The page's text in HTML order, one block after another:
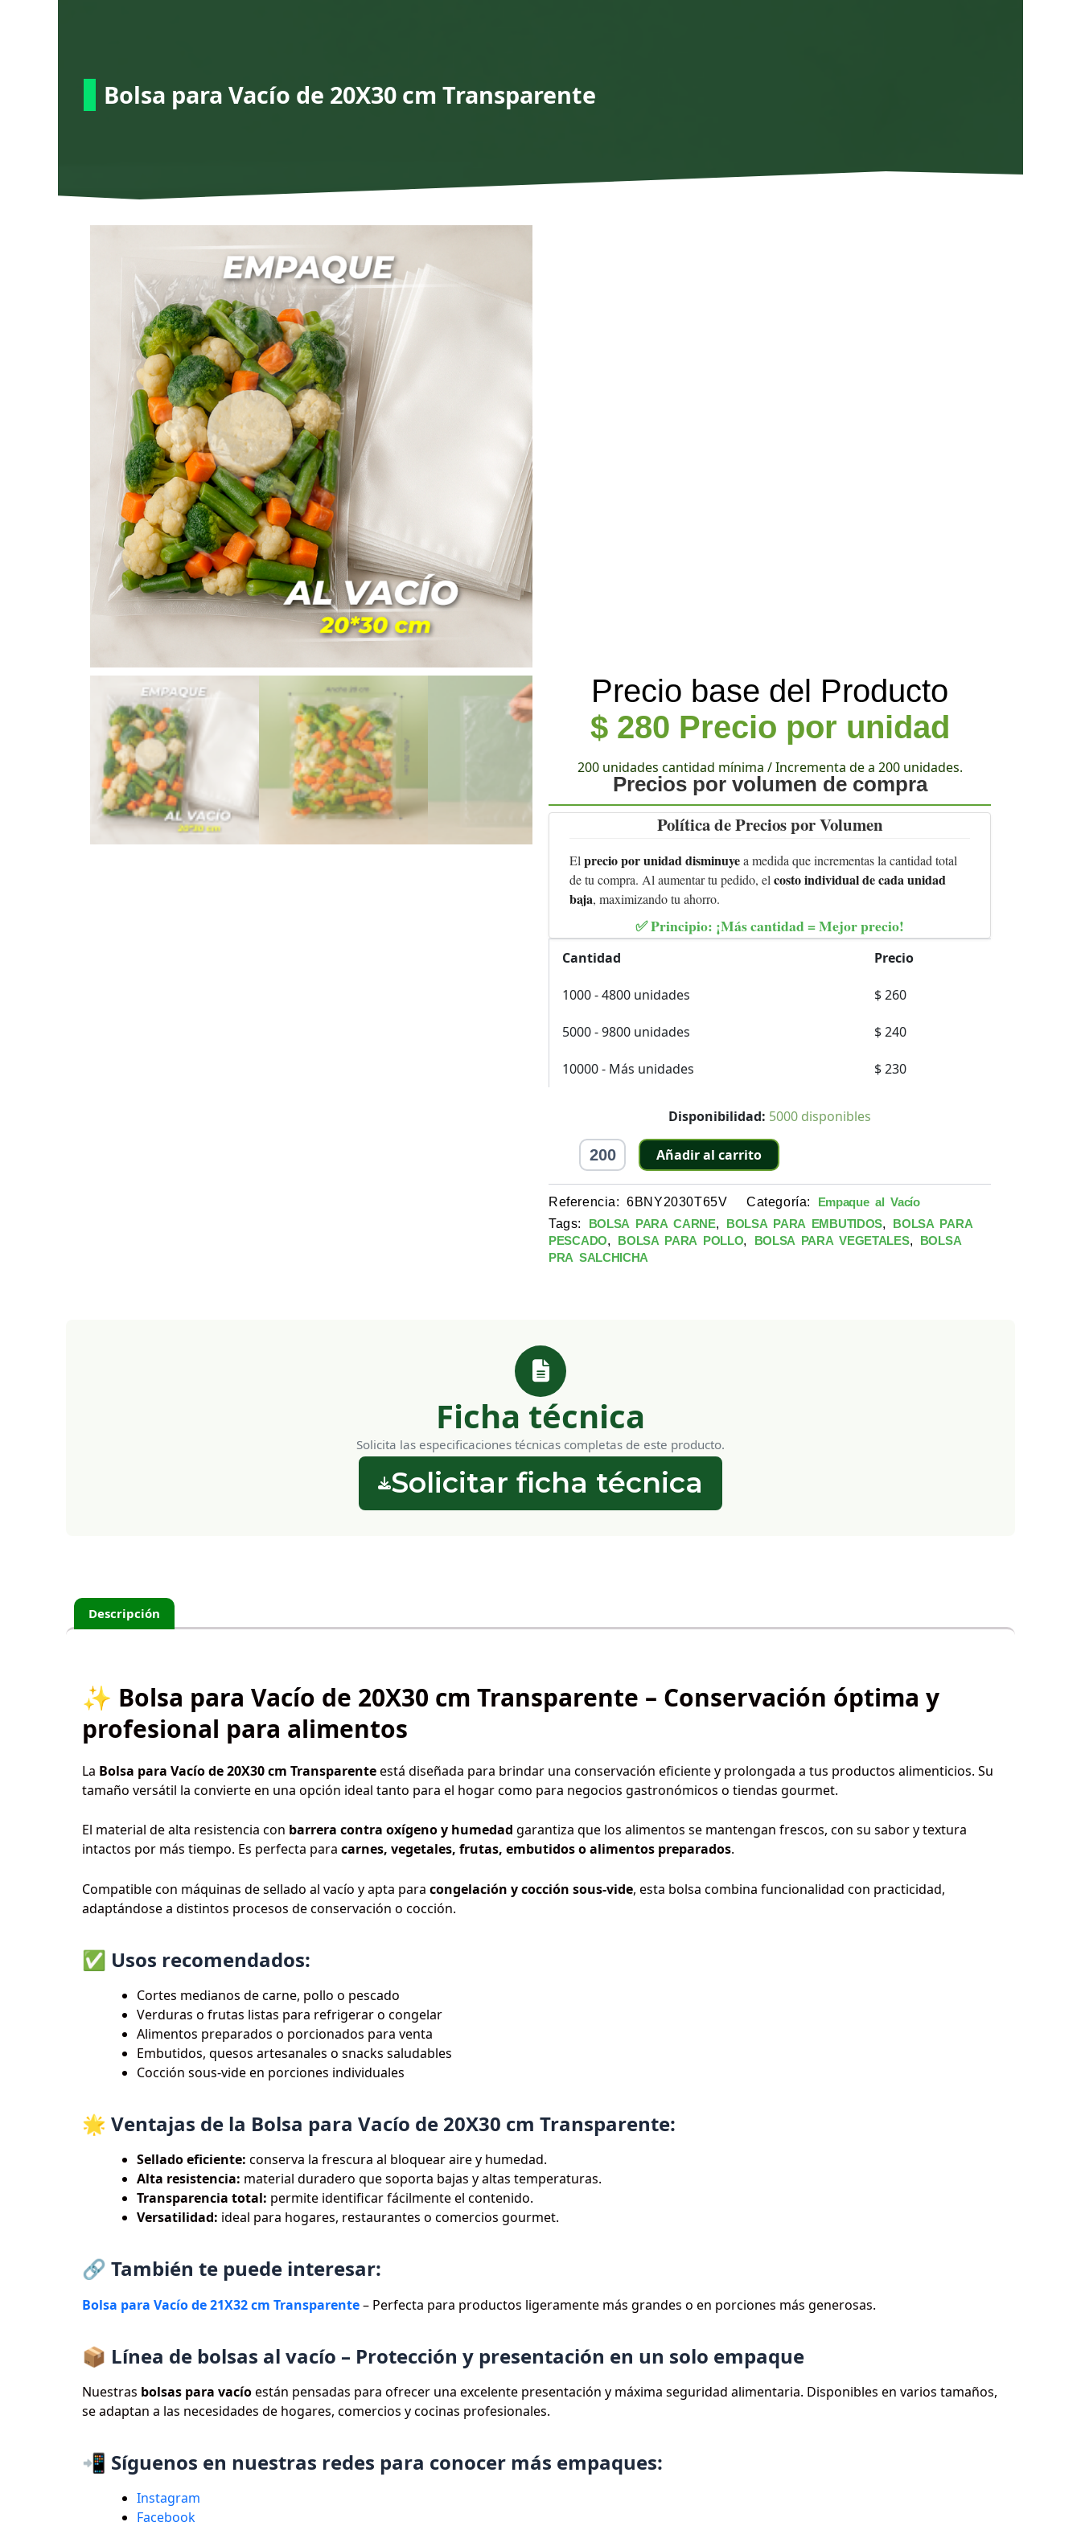
Bolsa para Vacío de 20X30 cm Transparente
Precio base del Producto
$280 Precio por unidad
200 unidades cantidad mínima / Incrementa de a 200 unidades.
Precios por volumen de compra
Política de Precios por Volumen
El precio por unidad disminuyea medida que incrementas la cantidad total
de tu compra. Al aumentar tu pedido, el costo individual de cada unidad
baja, maximizando tu ahorro.
✅ Principio: ¡Más cantidad = Mejor precio!
Cantidad Precio
1000 - 4800 unidades $260
5000 - 9800 unidades $240
10000 - Más unidades $230
Disponibilidad: 5000 disponibles
cm
Transparente
cantidad
Añadir al carrito
Referencia:6BNY2030T65V Categoría: Empaque al Vacío
Tags: BOLSA PARA CARNE, BOLSA PARA EMBUTIDOS, BOLSA PARA
PESCADO, BOLSA PARA POLLO, BOLSA PARA VEGETALES,
BOLSA
PRA SALCHICHA
Ficha técnica
Solicita las especificaciones técnicas completas de este producto.
Solicitar ficha técnica
Descripción
✨ Bolsa para Vacío de 20X30 cm Transparente – Conservación óptima y
profesional para alimentos
La Bolsa para Vacío de 20X30 cm Transparenteestá diseñada para brindar una conservación eficiente y prolongada a tus productos alimenticios. Su
tamaño versátil la convierte en una opción ideal tanto para el hogar como para negocios gastronómicos o tiendas gourmet.
El material de alta resistencia con barrera contra oxígeno y humedad garantiza que los alimentos se mantengan frescos, con su sabor y textura
intactos por más tiempo. Es perfecta para carnes, vegetales, frutas, embutidos o alimentos preparados.
Compatible con máquinas de sellado al vacío y apta para congelación y cocción sous-vide, esta bolsa combina funcionalidad con practicidad,
adaptándose a distintos procesos de conservación o cocción.
✅ Usos recomendados:
Cortes medianos de carne, pollo o pescado
Verduras o frutas listas para refrigerar o congelar
Alimentos preparados o porcionados para venta
Embutidos, quesos artesanales o snacks saludables
Cocción sous-vide en porciones individuales
🌟 Ventajas de la Bolsa para Vacío de 20X30 cm Transparente:
Sellado eficiente: conserva la frescura al bloquear aire y humedad.
Alta resistencia: material duradero que soporta bajas y altas temperaturas.
Transparencia total: permite identificar fácilmente el contenido.
Versatilidad: ideal para hogares, restaurantes o comercios gourmet.
🔗 También te puede interesar:
Bolsa para Vacío de 21X32 cm Transparente– Perfecta para productos ligeramente más grandes o en porciones más generosas.
📦 Línea de bolsas al vacío – Protección y presentación en un solo empaque
Nuestras bolsas para vacíoestán pensadas para ofrecer una excelente presentación y máxima seguridad alimentaria. Disponibles en varios tamaños,
se adaptan a las necesidades de hogares, comercios y cocinas profesionales.
📲 Síguenos en nuestras redes para conocer más empaques:
Instagram
Facebook